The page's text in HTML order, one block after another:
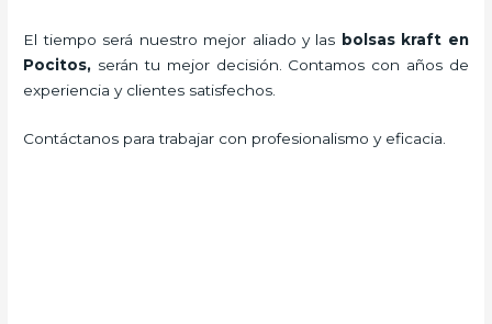
El tiempo será nuestro mejor aliado y las bolsas kraft en
Pocitos, serán tu mejor decisión. Contamos con años de
experiencia y clientes satisfechos.
Contáctanos para trabajar con profesionalismo y eficacia.